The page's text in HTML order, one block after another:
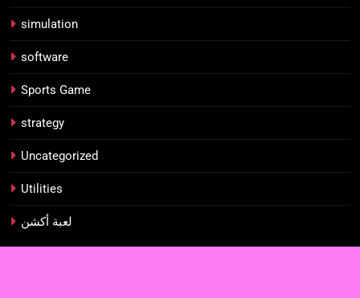
simulation
software
Sports Game
strategy
Uncategorized
Utilities
لعبة أكشن